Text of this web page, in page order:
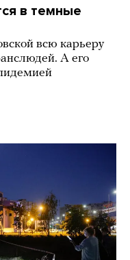
в темные
всю карьеру
А его